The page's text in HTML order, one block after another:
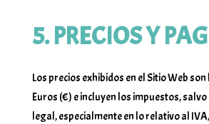
5. PRECIOS Y
Los precios exhibidos en el Sitio Web
Euros (€) e incluyen los impuestos,
legal, especialmente en lo relativo al